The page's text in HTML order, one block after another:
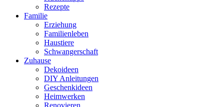
Rezepte
Familie
Erziehung
Familienleben
Haustiere
Schwangerschaft
Zuhause
Dekoideen
DIY Anleitungen
Geschenkideen
Heimwerken
Renovieren